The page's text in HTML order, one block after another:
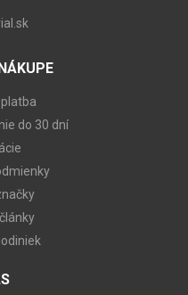
do 30 dní